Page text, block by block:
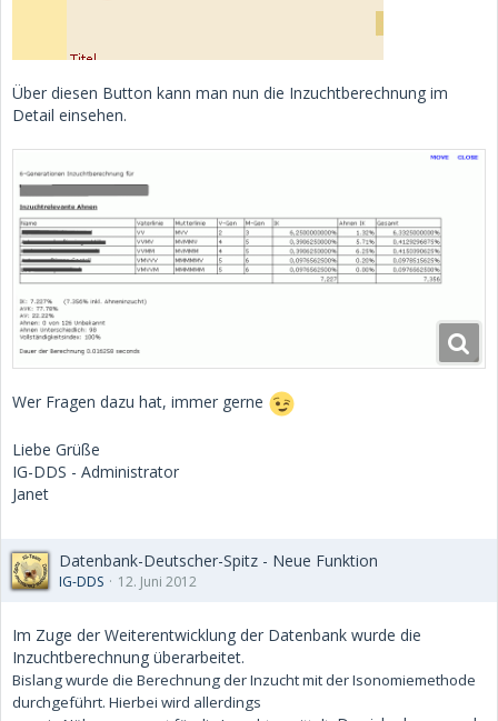
Über diesen Button kann man nun die Inzuchtberechnung im
Detail einsehen.
Wer Fragen dazu hat, immer gerne
Liebe Grüße
IG-DDS - Administrator
Janet
Datenbank-Deutscher-Spitz - Neue Funktion
IG-DDS 12. Juni 2012
Im Zuge der Weiterentwicklung der Datenbank wurde die
Inzuchtberechnung überarbeitet.
Bislang wurde die Berechnung der Inzucht mit der Isonomiemethode
durchgeführt. Hierbei wird allerdings